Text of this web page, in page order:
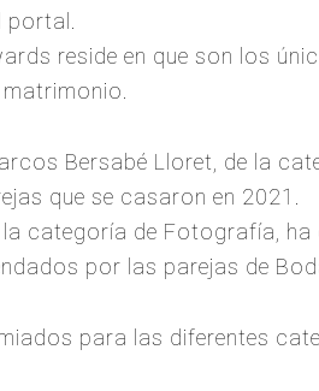
reside en que son los
Bersabé Lloret, de la
que se casaron en 2021.
categoría de Fotografía,
por las parejas de
para las diferentes